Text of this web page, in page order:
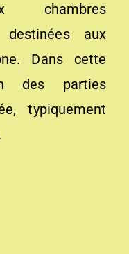
chambres
destinées aux
Dans cette
des parties
typiquement